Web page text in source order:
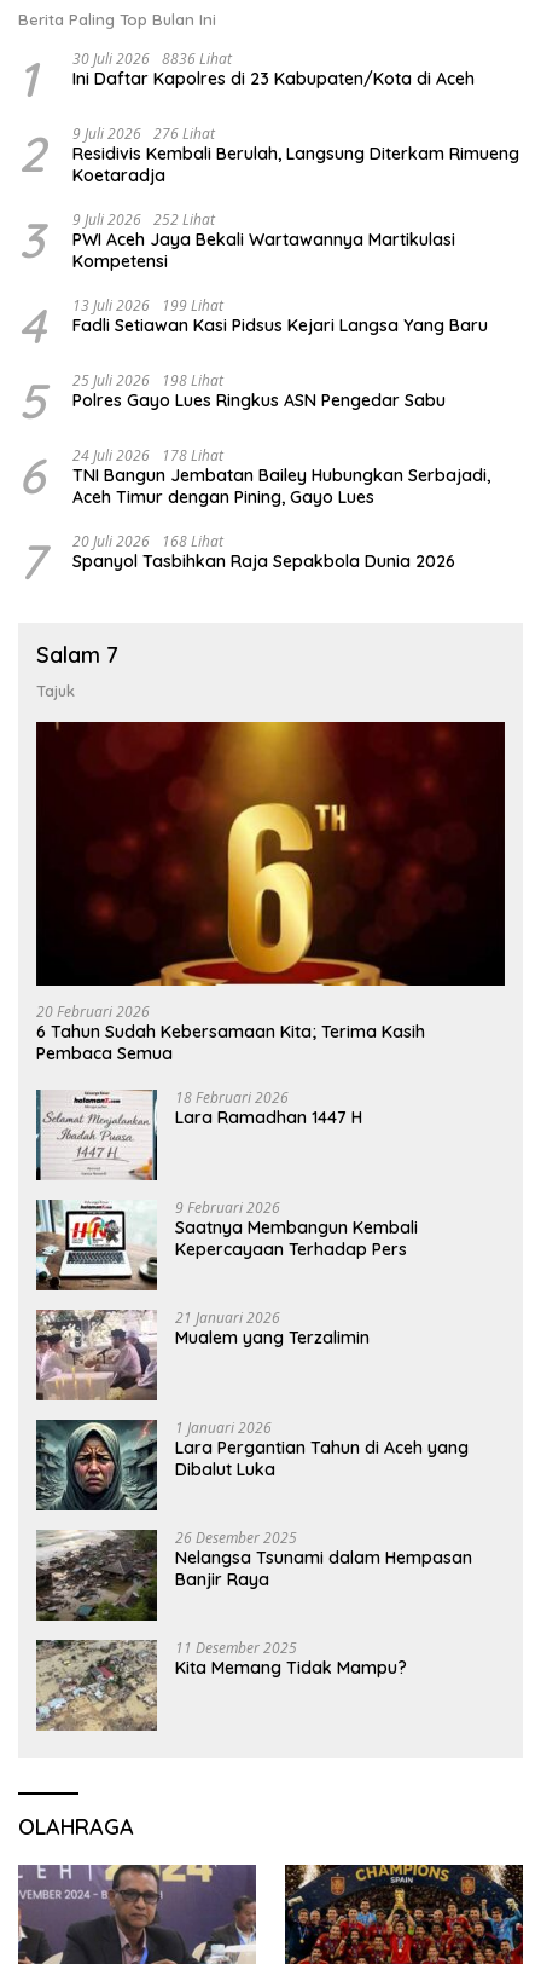
Berita Paling Top Bulan Ini
1 30 Juli 2026 8836 Lihat
Ini Daftar Kapolres di 23 Kabupaten/Kota di Aceh
2 9 Juli 2026 276 Lihat
Residivis Kembali Berulah, Langsung Diterkam Rimueng
Koetaradja
3 9 Juli 2026 252 Lihat
PWI Aceh Jaya Bekali Wartawannya Martikulasi
Kompetensi
4 13 Juli 2026 199 Lihat
Fadli Setiawan Kasi Pidsus Kejari Langsa Yang Baru
5 25 Juli 2026 198 Lihat
Polres Gayo Lues Ringkus ASN Pengedar Sabu
6 24 Juli 2026 178 Lihat
TNI Bangun Jembatan Bailey Hubungkan Serbajadi,
Aceh Timur dengan Pining, Gayo Lues
7 20 Juli 2026 168 Lihat
Spanyol Tasbihkan Raja Sepakbola Dunia 2026
Salam 7
Tajuk
20 Februari 2026
6 Tahun Sudah Kebersamaan Kita; Terima Kasih
Pembaca Semua
18 Februari 2026
Lara Ramadhan 1447 H
9 Februari 2026
Saatnya Membangun Kembali
Kepercayaan Terhadap Pers
21 Januari 2026
Mualem yang Terzalimin
1 Januari 2026
Lara Pergantian Tahun di Aceh yang
Dibalut Luka
26 Desember 2025
Nelangsa Tsunami dalam Hempasan
Banjir Raya
11 Desember 2025
Kita Memang Tidak Mampu?
OLAHRAGA